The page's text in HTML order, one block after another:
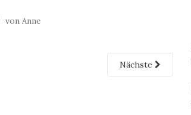
vonAnne
Nächste